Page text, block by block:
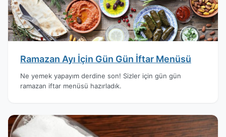
Ramazan Ayı İçin Gün Gün İftar Menüsü
Ne yemek yapayım derdine son! Sizler için gün gün
ramazan iftar menüsü hazırladık.